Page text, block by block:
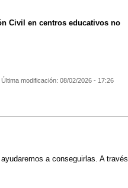
Civil en centros educativos no
Última modificación: 08/02/2026 - 17:26
a conseguirlas. A través